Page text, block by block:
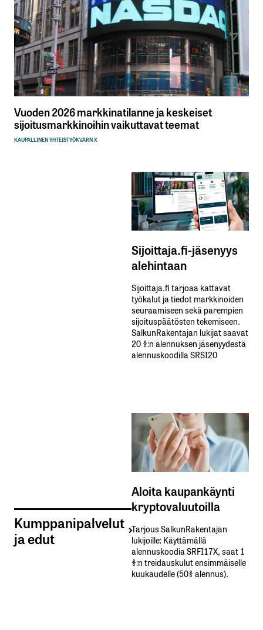
Vuoden 2026 markkinatilanne ja keskeiset
sijoitusmarkkinoihin vaikuttavat teemat
KAUPALLINEN YHTEISTYÖKVARN X
Kumppanipalvelut
ja edut
Sijoittaja.fi-jäsenyys
alehintaan
Sijoittaja.fi tarjoaa kattavat
työkalut ja tiedot markkinoiden
seuraamiseen sekä parempien
sijoituspäätösten tekemiseen.
SalkunRakentajan lukijat saavat
20 %:n alennuksen jäsenyydestä
alennuskoodilla SRSI20
Aloita kaupankäynti
kryptovaluutoilla
Tarjous SalkunRakentajan
lukijoille: Käyttämällä​ ​
alennuskoodia​ ​SRFI17X,​ ​saat​ ​1
%:n treidauskulut​ ​ensimmäiselle​ ​
kuukaudelle​ ​(50%​ ​alennus).